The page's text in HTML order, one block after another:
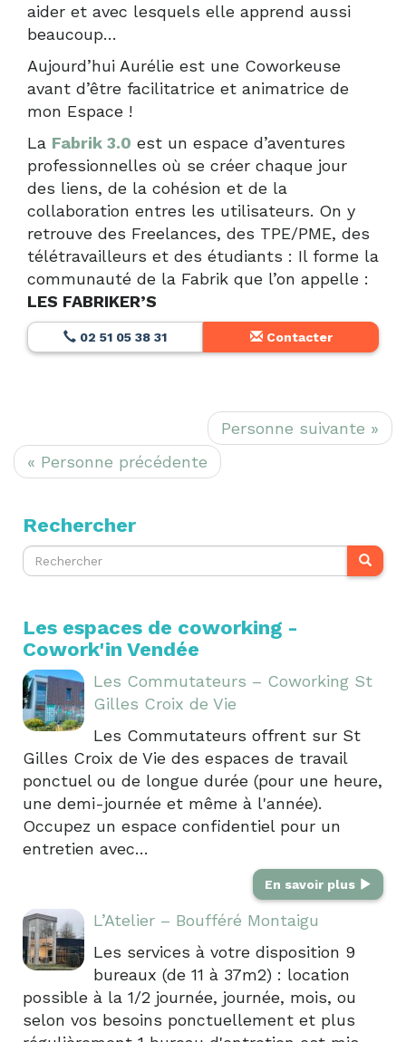
aider et avec lesquels elle apprend aussi
beaucoup…
Aujourd’hui Aurélie est une Coworkeuse
avant d’être facilitatrice et animatrice de
mon Espace !
La Fabrik 3.0 est un espace d’aventures
professionnelles où se créer chaque jour
des liens, de la cohésion et de la
collaboration entres les utilisateurs. On y
retrouve des Freelances, des TPE/PME, des
télétravailleurs et des étudiants : Il forme la
communauté de la Fabrik que l’on appelle :
LES FABRIKER’S
02 51 05 38 31 Contacter
Personne suivante »
« Personne précédente
Rechercher
Les espaces de coworking -
Cowork'in Vendée
Les Commutateurs – Coworking St
Gilles Croix de Vie
Les Commutateurs offrent sur St
Gilles Croix de Vie des espaces de travail
ponctuel ou de longue durée (pour une heure,
une demi-journée et même à l'année).
Occupez un espace confidentiel pour un
entretien avec…
En savoir plus
L’Atelier – Boufféré Montaigu
Les services à votre disposition 9
bureaux (de 11 à 37m2) : location
possible à la 1/2 journée, journée, mois, ou
selon vos besoins ponctuellement et plus